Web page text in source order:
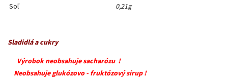
Soľ
0,21g
Sladidlá a cukry
Výrobok neobsahuje sacharózu !
Neobsahuje glukózovo - fruktózový sirup !